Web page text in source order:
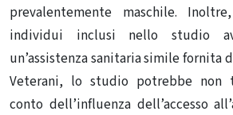
prevalentemente maschile.
individui inclusi nello studio
un’assistenza sanitaria simile fornita
Veterani, lo studio potrebbe non
conto dell’influenza dell’accesso